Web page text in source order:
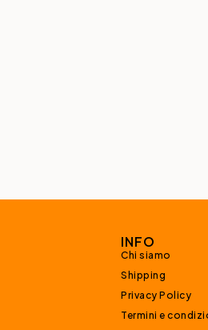
INFO
Chi siamo
Shipping
Privacy Policy
Termini e